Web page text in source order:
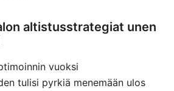
altistusstrategiat unen
vuoksi
tulisi pyrkiä menemään ulos